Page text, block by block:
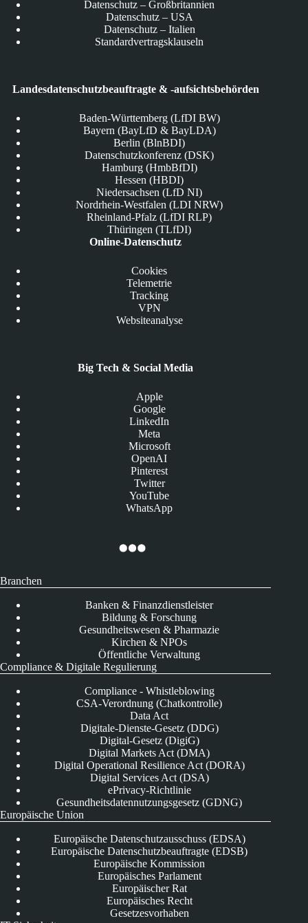
Datenschutz – Großbritannien
Datenschutz – USA
Datenschutz – Italien
Standardvertragsklauseln
Landesdatenschutzbeauftragte & -aufsichtsbehörden
Baden-Württemberg (LfDI BW)
Bayern (BayLfD & BayLDA)
Berlin (BlnBDI)
Datenschutzkonferenz (DSK)
Hamburg (HmbBfDI)
Hessen (HBDI)
Niedersachsen (LfD NI)
Nordrhein-Westfalen (LDI NRW)
Rheinland-Pfalz (LfDI RLP)
Thüringen (TLfDI)
Online-Datenschutz
Cookies
Telemetrie
Tracking
VPN
Websiteanalyse
Big Tech & Social Media
Apple
Google
LinkedIn
Meta
Microsoft
OpenAI
Pinterest
Twitter
YouTube
WhatsApp
Branchen
Banken & Finanzdienstleister
Bildung & Forschung
Gesundheitswesen & Pharmazie
Kirchen & NPOs
Öffentliche Verwaltung
Compliance & Digitale Regulierung
Compliance - Whistleblowing
CSA-Verordnung (Chatkontrolle)
Data Act
Digitale-Dienste-Gesetz (DDG)
Digital-Gesetz (DigiG)
Digital Markets Act (DMA)
Digital Operational Resilience Act (DORA)
Digital Services Act (DSA)
ePrivacy-Richtlinie
Gesundheitsdatennutzungsgesetz (GDNG)
Europäische Union
Europäische Datenschutzausschuss (EDSA)
Europäische Datenschutzbeauftragte (EDSB)
Europäische Kommission
Europäisches Parlament
Europäischer Rat
Europäisches Recht
Gesetzesvorhaben